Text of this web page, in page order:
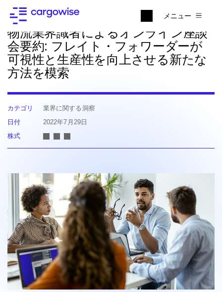
メニュー
ニュースに戻る
物流業界識者によるオンライン座談
会要約: フレイト・フォワーダーが
可視性と生産性を向上させる新たな
方法を模索
カテゴリ
業界に関する洞察
日付
2022年7月29日
株式